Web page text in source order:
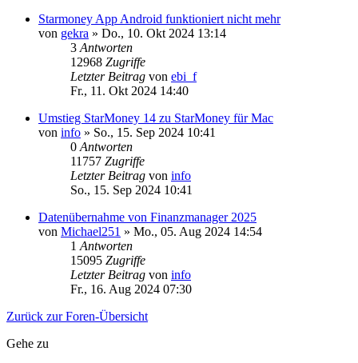
Starmoney App Android funktioniert nicht mehr
von gekra » Do., 10. Okt 2024 13:14
3 Antworten
12968 Zugriffe
Letzter Beitrag von ebi_f
Fr., 11. Okt 2024 14:40
Umstieg StarMoney 14 zu StarMoney für Mac
von info » So., 15. Sep 2024 10:41
0 Antworten
11757 Zugriffe
Letzter Beitrag von info
So., 15. Sep 2024 10:41
Datenübernahme von Finanzmanager 2025
von Michael251 » Mo., 05. Aug 2024 14:54
1 Antworten
15095 Zugriffe
Letzter Beitrag von info
Fr., 16. Aug 2024 07:30
Zurück zur Foren-Übersicht
Gehe zu